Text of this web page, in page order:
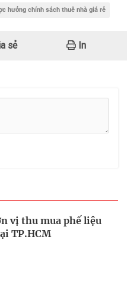
hưởng chính sách thuê nhà giá rẻ
sẻ In
vị thu mua phế liệu
TP.HCM